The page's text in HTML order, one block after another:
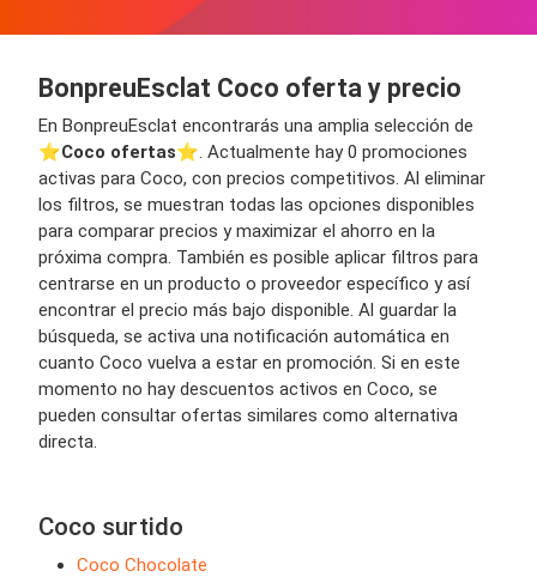
BonpreuEsclat Coco oferta y precio
En BonpreuEsclat encontrarás una amplia selección de
⭐️Coco ofertas⭐️. Actualmente hay 0 promociones
activas para Coco, con precios competitivos. Al eliminar
los filtros, se muestran todas las opciones disponibles
para comparar precios y maximizar el ahorro en la
próxima compra. También es posible aplicar filtros para
centrarse en un producto o proveedor específico y así
encontrar el precio más bajo disponible. Al guardar la
búsqueda, se activa una notificación automática en
cuanto Coco vuelva a estar en promoción. Si en este
momento no hay descuentos activos en Coco, se
pueden consultar ofertas similares como alternativa
directa.
Coco surtido
Coco Chocolate